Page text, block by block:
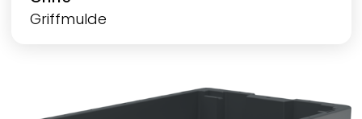
Griffmulde